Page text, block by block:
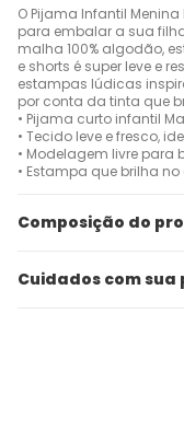
O Pijama Infantil
para embalar a sua
malha 100% algodão,
e shorts é super leve e
estampas lúdicas
por conta da tinta que
• Pijama curto infantil
• Tecido leve e fresco,
• Modelagem livre para
• Estampa que brilha
Composição do
Cuidados com sua